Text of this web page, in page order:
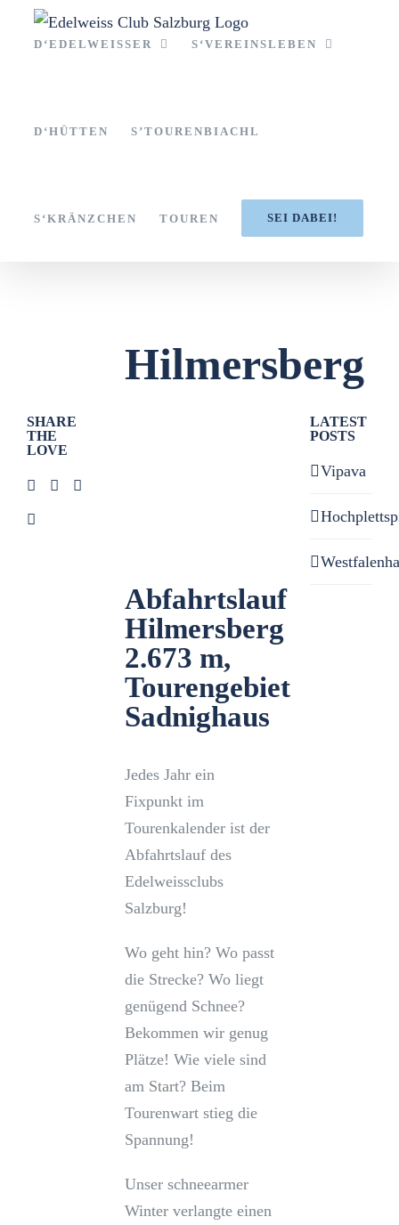
InhaltD‘EDELWEISSER S‘VEREINSLEBEN
D‘HÜTTEN S’TOURENBIACHL
S‘KRÄNZCHEN TOUREN SEI DABEI!
Hilmersberg
Abfahrtslauf
Hilmersberg
2.673 m,
Tourengebiet
Sadnighaus
Jedes Jahr ein
Fixpunkt im
Tourenkalender ist der
Abfahrtslauf des
Edelweissclubs
Salzburg!
Wo geht hin? Wo passt
die Strecke? Wo liegt
genügend Schnee?
Bekommen wir genug
Plätze! Wie viele sind
am Start? Beim
Tourenwart stieg die
Spannung!
Unser schneearmer
Winter verlangte einen
SHARE
THE
LOVE
LATEST
POSTS
Vipava